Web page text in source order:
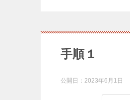
手順１
公開日： 2023年6月1日